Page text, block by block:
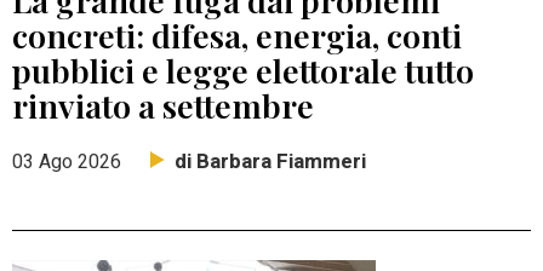
concreti: difesa, energia, conti
pubblici e legge elettorale tutto
rinviato a settembre
03 Ago 2026 di Barbara Fiammeri